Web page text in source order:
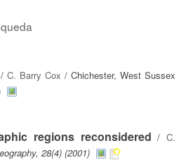
/ C. Barry Cox / Chichester, West Sussex
regions reconsidered /C.
28(4) (2001)